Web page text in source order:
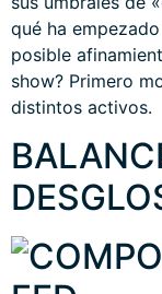
qué ha
posible
show? Primero
distintos activos.